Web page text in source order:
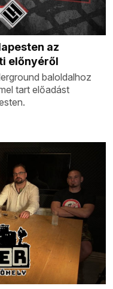
az
előnyéről
baloldalhoz
tart előadást